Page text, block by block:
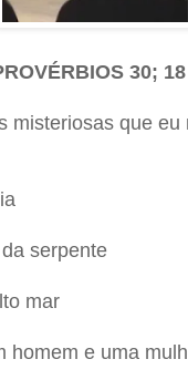
30;
misteriosas que eu
serpente
mar
homem e uma